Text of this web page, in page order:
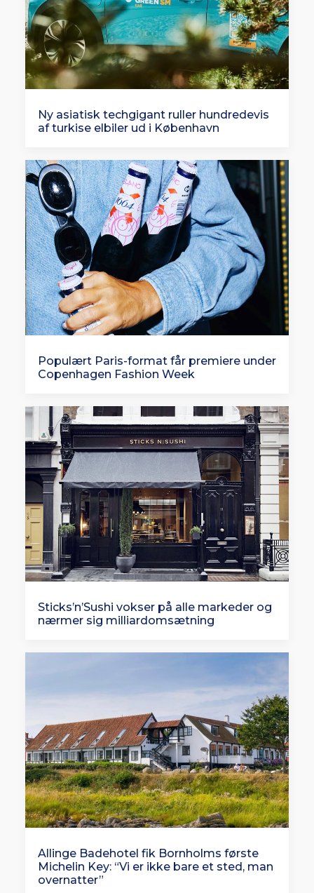
Ny asiatisk techgigant ruller hundredevis
af turkise elbiler ud i København
Populært Paris-format får premiere under
Copenhagen Fashion Week
Sticks’n’Sushi vokser på alle markeder og
nærmer sig milliardomsætning
Allinge Badehotel fik Bornholms første
Michelin Key: “Vi er ikke bare et sted, man
overnatter”